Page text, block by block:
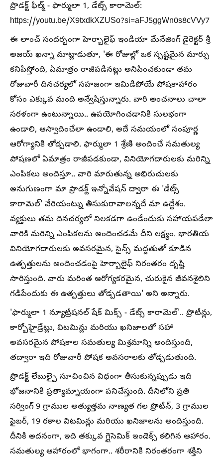
ప్రొడక్ట్ ఫిల్మ్ - ఫార్ములా 1, డేట్స్ కారామెల్:
https://youtu.be/X9txdkXZUSo?si=aFJ5ggWn0s8cVVy7
ఈ లాంచ్ సందర్భంగా హెర్బాలైఫ్ ఇండియా మేనేజింగ్ డైరెక్టర్ శ్రీ
అజయ్ ఖన్నా మాట్లాడుతూ, 'ఈ రోజుల్లో ఒక స్పష్టమైన మార్పు
కనిపిస్తోంది, ఏమాత్రం రాజీపడినట్లు అనిపించకుండా తమ
రోజువారీ దినచర్యలో సహజంగా ఇమిడిపోయే పోషకాహారం
కోసం ఎక్కువ మంది అన్వేషిస్తున్నారు. వారి అంచనాలు చాలా
సరళంగా ఉంటున్నాయి.. ఉపయోగించడానికి సులభంగా
ఉండాలి, ఆస్వాదించేలా ఉండాలి, అదే సమయంలో సంపూర్ణ
ఆరోగ్యానికి తోడ్పడాలి. ఫార్ములా 1 శ్రేణి అందించే సమతుల్య
పోషణలో ఏమాత్రం రాజీపడకుండా, వినియోగదారులకు మరిన్ని
ఎంపికలు అందిస్తూ.. వారి మారుతున్న అభిరుచులకు
అనుగుణంగా మా ప్రాడక్ట్ ఇన్నోవేషన్ ద్వారా ఈ 'డేట్స్
కారామెల్' వేరియంట్ను తీసుకురావాలన్నదే మా ఉద్దేశం.
వ్యక్తులు తమ దినచర్యలో నిలకడగా ఉండేందుకు సహాయపడేలా
వారికి మరిన్ని ఎంపికలను అందించడమే దీని లక్ష్యం. భారతీయ
వినియోగదారులకు అవసరమైన, సైన్స్ మద్దతుతో కూడిన
ఉత్పత్తులను అందించడంపై హెర్బాలైఫ్ నిరంతరం దృష్టి
సారిస్తుంది. వారు మరింత ఆరోగ్యకరమైన, చురుకైన జీవనశైలిని
గడిపేందుకు ఈ ఉత్పత్తులు తోడ్పడతాయి' అని అన్నారు.
'ఫార్ములా 1 న్యూట్రిషనల్ షేక్ మిక్స్ - డేట్స్ కారామెల్'.. ప్రొటీన్లు,
కార్బోహైడ్రేట్లు, విటమిన్లు మరియు ఖనిజాలతో సహా
అవసరమైన పోషకాల సమతుల్య మిశ్రమాన్ని అందిస్తుంది,
తద్వారా ఇది రోజువారీ పోషక అవసరాలకు తోడ్పడుతుంది.
ప్రొడక్ట్ లేబుల్పై సూచించిన విధంగా తీసుకున్నప్పుడు ఇది
భోజనానికి ప్రత్యామ్నాయంగా పనిచేస్తుంది. దీనిలోని ప్రతి
సర్వింగ్ 9 గ్రాముల అత్యుత్తమ నాణ్యత గల ప్రొటీన్, 3 గ్రాముల
ఫైబర్, 19 రకాల విటమిన్లు మరియు ఖనిజాలను అందిస్తుంది.
దీనికి అదనంగా, ఇది తక్కువ గ్లైసెమిక్ ఇండెక్స్ కలిగిన ఆహారం.
సమతుల్య ఆహారంలో భాగంగా.. శరీరానికి నిరంతరంగా శక్తిని